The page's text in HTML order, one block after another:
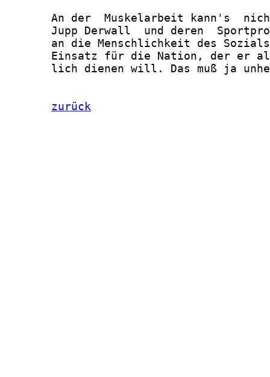
An der  Muskelarbeit kann's
Jupp Derwall  und deren
an die Menschlichkeit des
Einsatz für die Nation, der er
lich dienen will. Das muß ja
zurück